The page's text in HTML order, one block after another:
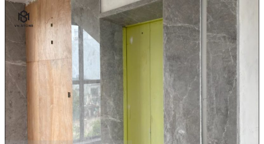
Kính Màu Ốp Bếp
Mặt Hàng nhập khẩu Container
Vách Tivi ỐP Đá Cao Cấp
Đá Mosaic
Đá Limestone
Hoa Văn Đá